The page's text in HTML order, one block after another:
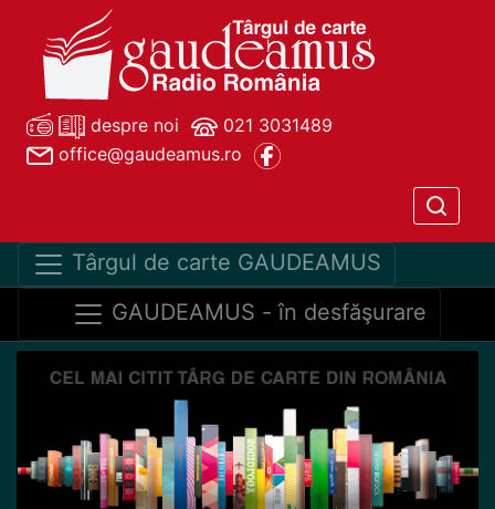
despre noi
021 3031489
office@gaudeamus.ro
Târgul de carte GAUDEAMUS
GAUDEAMUS - în desfăşurare